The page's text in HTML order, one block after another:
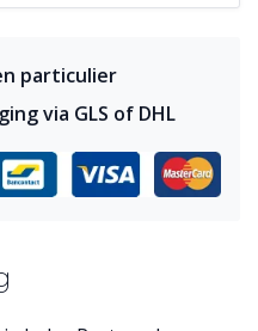
particulier
via GLS of DHL